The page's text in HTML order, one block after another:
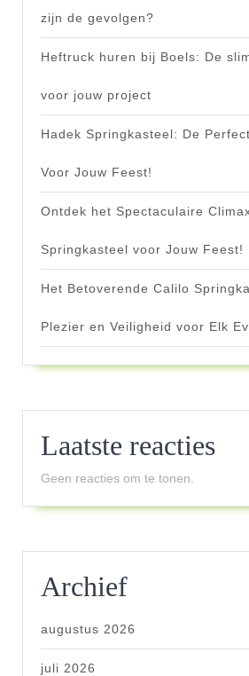
zijn de gevolgen?
Heftruck huren bij Boels: De
voor jouw project
Hadek Springkasteel: De
Voor Jouw Feest!
Ontdek het Spectaculaire
Springkasteel voor Jouw Feest!
Het Betoverende Calilo
Plezier en Veiligheid voor Elk
Laatste reacties
Geen reacties om te tonen.
Archief
augustus 2026
juli 2026